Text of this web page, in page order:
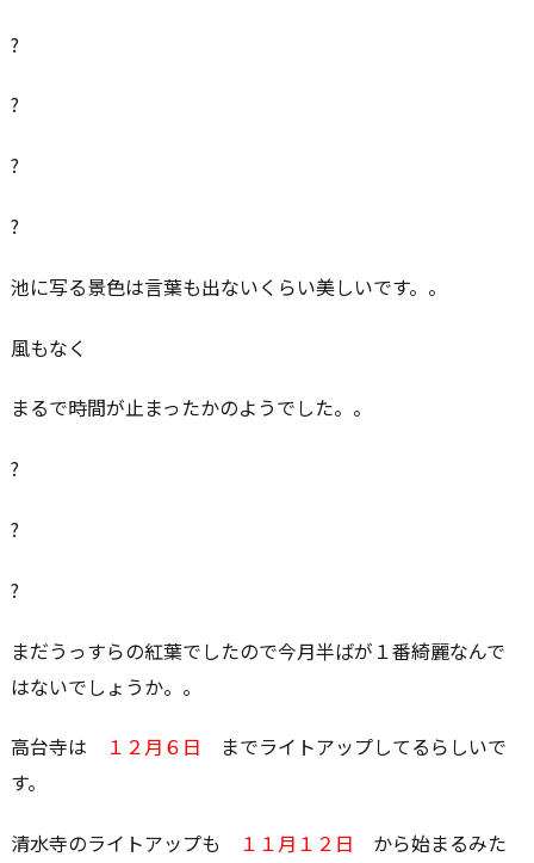
?
?
?
?
池に写る景色は言葉も出ないくらい美しいです。。
風もなく
まるで時間が止まったかのようでした。。
?
?
?
まだうっすらの紅葉でしたので今月半ばが１番綺麗なんで
はないでしょうか。。
高台寺は １２月６日 までライトアップしてるらしいで
す。
清水寺のライトアップも １１月１２日 から始まるみた